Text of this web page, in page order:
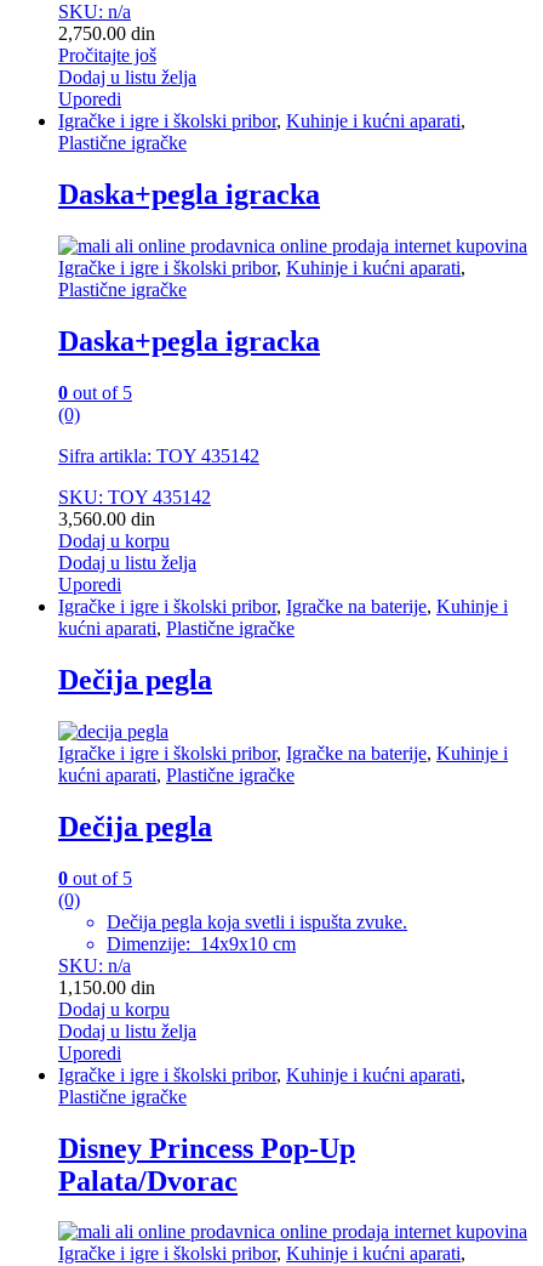
SKU: n/a
2,750.00 din
Pročitajte još
Dodaj u listu želja
Uporedi
Igračke i igre i školski pribor, Kuhinje i kućni aparati,
Plastične igračke
Daska+pegla igracka
Igračke i igre i školski pribor, Kuhinje i kućni aparati,
Plastične igračke
Daska+pegla igracka
0 out of 5
(0)
Sifra artikla: TOY 435142
SKU: TOY 435142
3,560.00 din
Dodaj u korpu
Dodaj u listu želja
Uporedi
Igračke i igre i školski pribor, Igračke na baterije, Kuhinje i
kućni aparati, Plastične igračke
Dečija pegla
Igračke i igre i školski pribor, Igračke na baterije, Kuhinje i
kućni aparati, Plastične igračke
Dečija pegla
0 out of 5
(0)
Dečija pegla koja svetli i ispušta zvuke.
Dimenzije: 14x9x10 cm
SKU: n/a
1,150.00 din
Dodaj u korpu
Dodaj u listu želja
Uporedi
Igračke i igre i školski pribor, Kuhinje i kućni aparati,
Plastične igračke
Disney Princess Pop-Up
Palata/Dvorac
Igračke i igre i školski pribor, Kuhinje i kućni aparati,